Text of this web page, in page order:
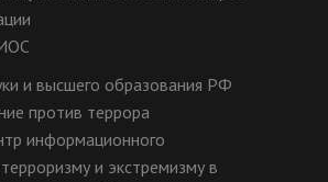
и высшего образования РФ
против террора
информационного
и экстремизму в